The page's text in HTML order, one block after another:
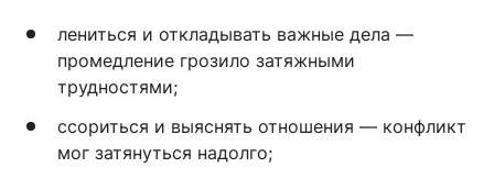
лениться и откладывать важные дела —
промедление грозило затяжными
трудностями;
ссориться и выяснять отношения — конфликт
мог затянуться надолго;